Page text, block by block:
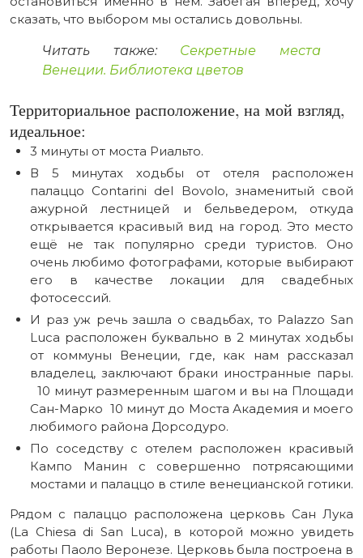
сказать, что выбором мы остались довольны.
Читать также: Секретные места
Венеции. Библиотека цветов
Территориальное расположение, на мой взгляд,
идеальное:
3 минуты от моста Риальто.
В 5 минутах ходьбы от отеля расположен
палаццо Contarini del Bovolo, знаменитый свой
ажурной лестницей и бельведером, откуда
открывается красивый вид на город. Это место
ещё не так популярно среди туристов. Оно
очень любимо фотографами, которые выбирают
его в качестве локации для свадебных
фотосессий.
И раз уж речь зашла о свадьбах, то Palazzo San
Luca расположен буквально в 2 минутах ходьбы
от коммуны Венеции, где, как нам рассказал
владелец, заключают браки иностранные пары.
10 минут размеренным шагом и вы на Площади
Сан-Марко 10 минут до Моста Академия и моего
любимого района Дорсодуро.
По соседству с отелем расположен красивый
Кампо Манин с совершенно потрясающими
мостами и палаццо в стиле венецианской готики.
Рядом с палаццо расположена церковь Сан Лука
(La Chiesa di San Luca), в которой можно увидеть
работы Паоло Веронезе. Церковь была построена в